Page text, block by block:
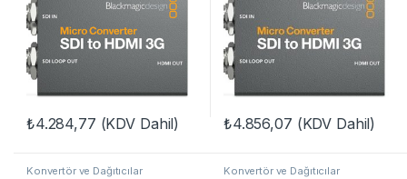
₺4.284,77 (KDV Dahil) ₺4.856,07 (KDV Dahil)
Konvertör ve Dağıtıcılar Konvertör ve Dağıtıcılar